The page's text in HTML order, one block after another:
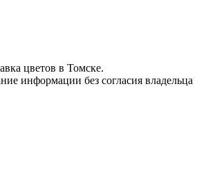
цветов в Томске.
информации без согласия владельца